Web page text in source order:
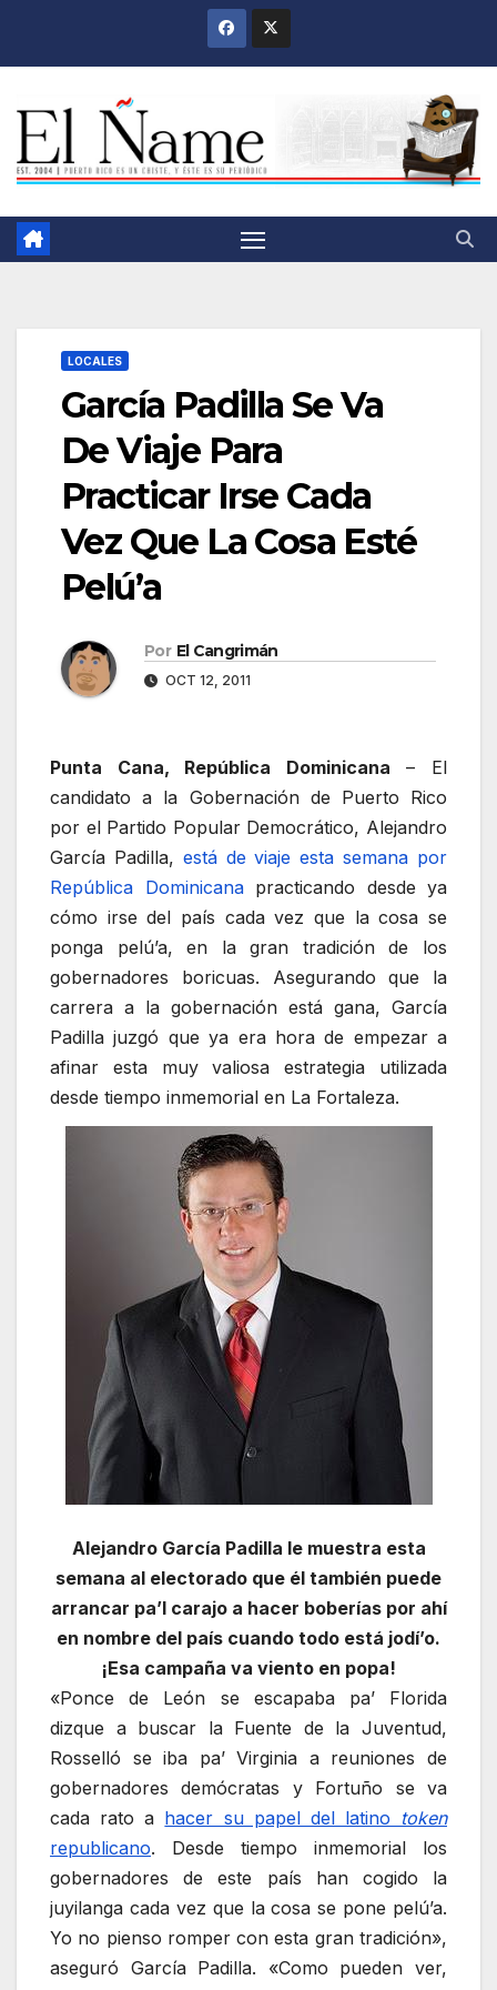
LOCALES
García Padilla Se Va
De Viaje Para
Practicar Irse Cada
Vez Que La Cosa Esté
Pelú’a
Por El Cangrimán
OCT 12, 2011
Punta Cana, República Dominicana – El
candidato a la Gobernación de Puerto Rico
por el Partido Popular Democrático, Alejandro
García Padilla, está de viaje esta semana por
República Dominicanapracticando desde ya
cómo irse del país cada vez que la cosa se
ponga pelú’a, en la gran tradición de los
gobernadores boricuas. Asegurando que la
carrera a la gobernación está gana, García
Padilla juzgó que ya era hora de empezar a
afinar esta muy valiosa estrategia utilizada
desde tiempo inmemorial en La Fortaleza.
Alejandro García Padilla le muestra esta
semana al electorado que él también puede
arrancar pa’l carajo a hacer boberías por ahí
en nombre del país cuando todo está jodí’o.
¡Esa campaña va viento en popa!
«Ponce de León se escapaba pa’ Florida
dizque a buscar la Fuente de la Juventud,
Rosselló se iba pa’ Virginia a reuniones de
gobernadores demócratas y Fortuño se va
cada rato a hacer su papel del latino token
republicano. Desde tiempo inmemorial los
gobernadores de este país han cogido la
juyilanga cada vez que la cosa se pone pelú’a.
Yo no pienso romper con esta gran tradición»,
aseguró García Padilla. «Como pueden ver,